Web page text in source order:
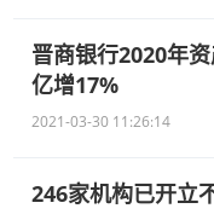
晋商银行2020年
亿增17%
2021-03-30 11:26:14
246家机构已开立